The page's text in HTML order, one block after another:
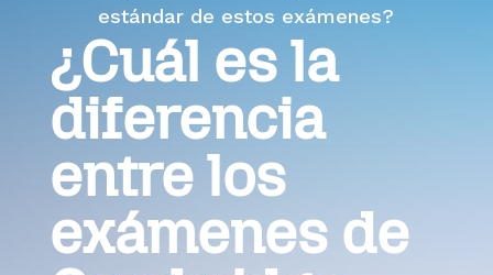
estándar de estos exámenes?
¿Cuál es la
diferencia
entre los
exámenes de